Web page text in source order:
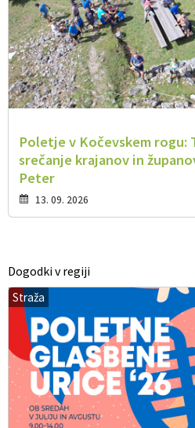
Poletje v Kočevskem rogu:
srečanje krajanov in
Peter
13. 09. 2026
Dogodki v regiji
Straža